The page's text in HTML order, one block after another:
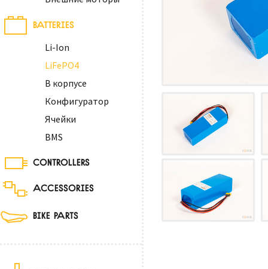
BATTERIES
Li-Ion
LiFePO4
В корпусе
Конфигуратор
Ячейки
BMS
CONTROLLERS
ACCESSORIES
BIKE PARTS